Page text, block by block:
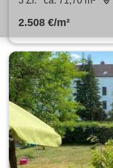
2.508 €/m²